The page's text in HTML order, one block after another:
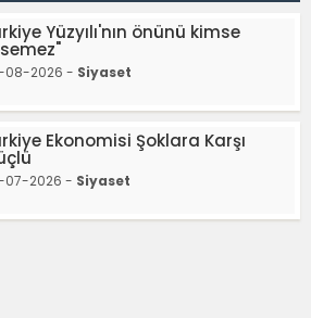
Yüzyılı'nın önünü kimse
08-2026 - Siyaset
Ekonomisi Şoklara Karşı
07-2026 - Siyaset